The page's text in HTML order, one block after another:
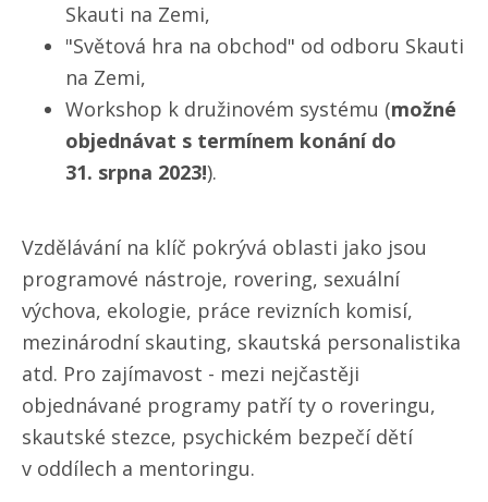
Skauti na Zemi,
"Světová hra na obchod" od odboru Skauti
na Zemi,
Workshop k družinovém systému (možné
objednávat s termínem konání do
31. srpna 2023!).
Vzdělávání na klíč pokrývá oblasti jako jsou
programové nástroje, rovering, sexuální
výchova, ekologie, práce revizních komisí,
mezinárodní skauting, skautská personalistika
atd. Pro zajímavost - mezi nejčastěji
objednávané programy patří ty o roveringu,
skautské stezce, psychickém bezpečí dětí
v oddílech a mentoringu.